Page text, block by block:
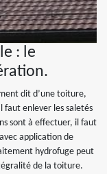
: le
dit d’une toiture,
enlever les saletés
sont à effectuer, il faut
application de
hydrofuge peut
de la toiture.